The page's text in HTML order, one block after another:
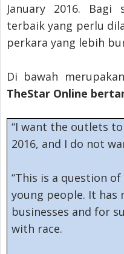
January 2016. Bagi
terbaik yang perlu
perkara yang lebih
Di bawah
TheStar Online
“I want the outlets to
2016, and I do not
“This is a question
young people. It
businesses and for
with race.